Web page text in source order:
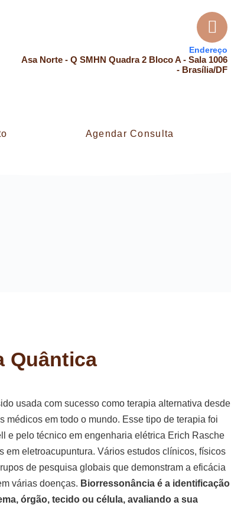
Endereço
Asa Norte - Q SMHN Quadra 2 Bloco A - Sala 1006
- Brasília/DF
Agendar Consulta
Quântica
usada com sucesso como terapia alternativa desde
médicos em todo o mundo. Esse tipo de terapia foi
e pelo técnico em engenharia elétrica Erich Rasche
em eletroacupuntura. Vários estudos clínicos, físicos
de pesquisa globais que demonstram a eficácia
várias doenças. Biorressonância é a identificação
órgão, tecido ou célula, avaliando a sua